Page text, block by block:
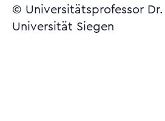
© Universitätsprofessor Dr.
Universität Siegen